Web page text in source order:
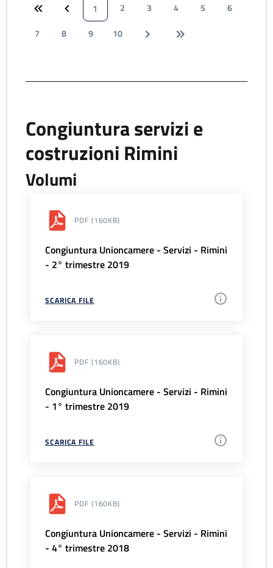
1 2 3 4 5
6
7
8 9 10
Congiuntura servizi e
costruzioni Rimini
Volumi
PDF (160KB)
Congiuntura Unioncamere - Servizi - Rimini
- 2° trimestre 2019
SCARICA FILE
PDF (160KB)
Congiuntura Unioncamere - Servizi - Rimini
- 1° trimestre 2019
SCARICA FILE
PDF (160KB)
Congiuntura Unioncamere - Servizi - Rimini
- 4° trimestre 2018